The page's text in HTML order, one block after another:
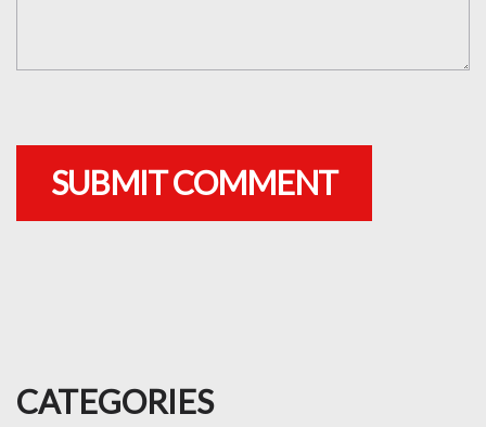
CATEGORIES